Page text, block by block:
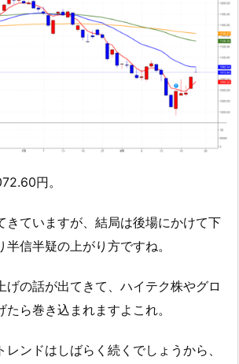
円。
きていますが、結局は後場にかけて下
信半疑の上がり方ですね。
げの話が出てきて、ハイテク株やグロ
ら巻き込まれますよこれ。
レンドはしばらく続くでしょうから、